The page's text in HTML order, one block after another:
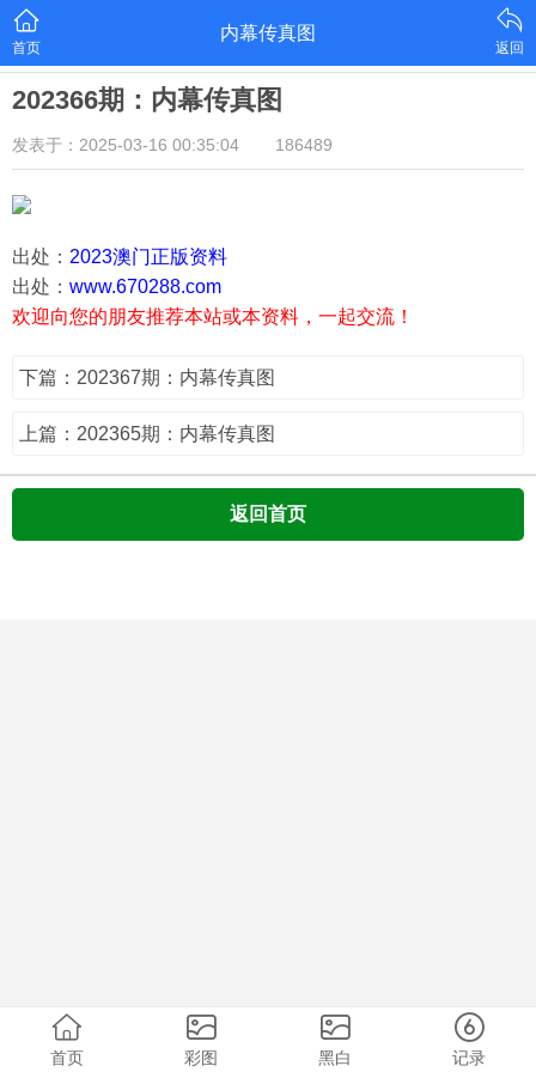
首页
内幕传真图
返回
202366期：内幕传真图
发表于：2025-03-16 00:35:04 186489
出处： 2023澳门正版资料
出处： www.670288.com
欢迎向您的朋友推荐本站或本资料，一起交流！
下篇：202367期：内幕传真图
上篇：202365期：内幕传真图
返回首页
首页 彩图 黑白 记录